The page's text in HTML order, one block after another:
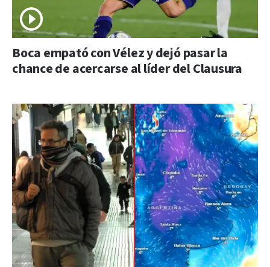
Boca empató con Vélez y dejó pasar la
chance de acercarse al líder del Clausura